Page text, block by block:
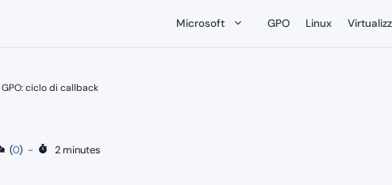
Microsoft GPO Linux
GPO: ciclo di callback
(0) - 2 minutes